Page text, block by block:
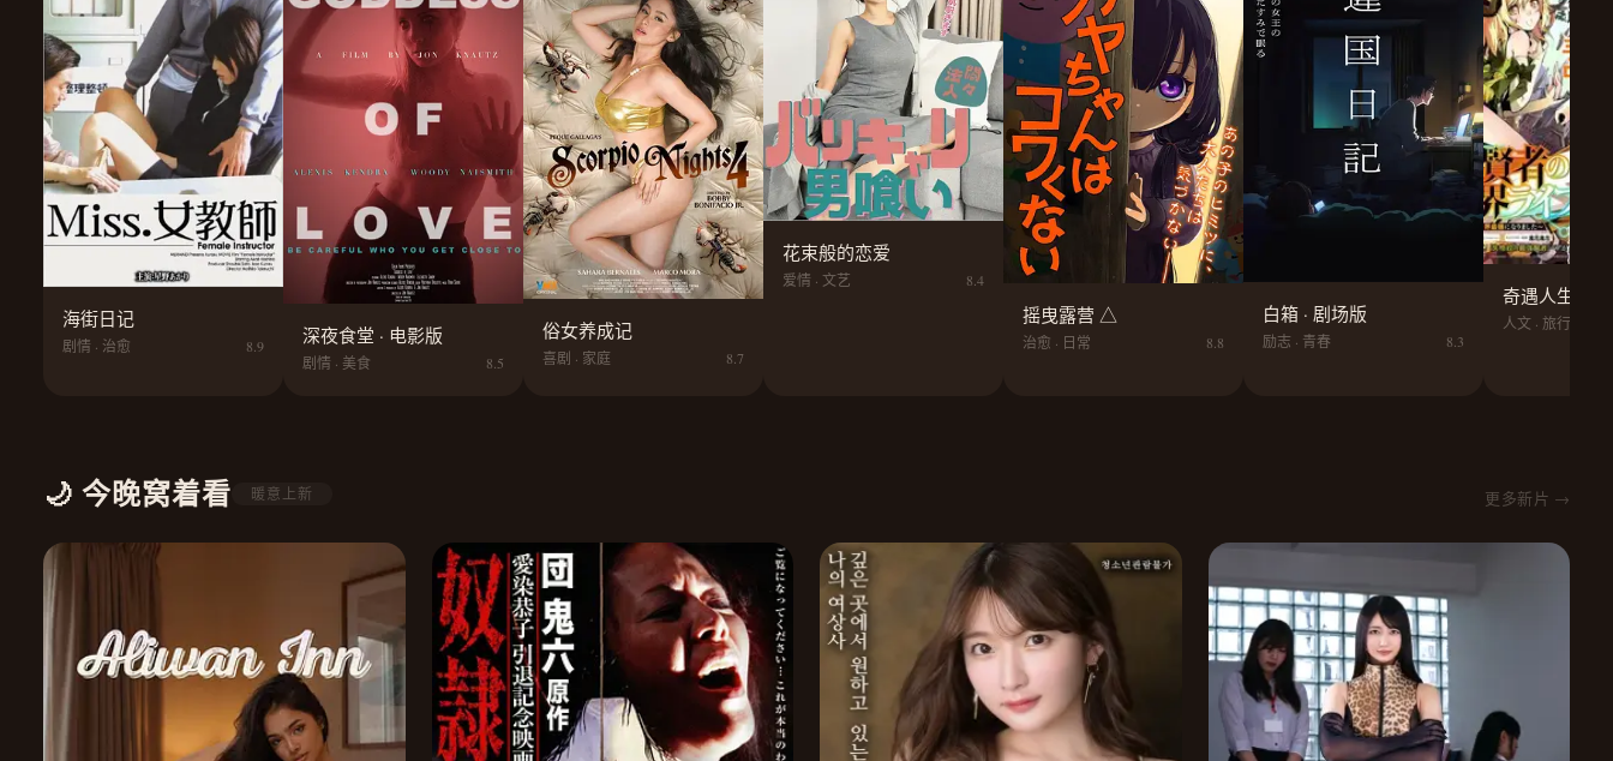
海街日记
剧情 · 治愈 8.9 深夜食堂 · 电影版
剧情 · 美食 8.5
俗女养成记
喜剧 · 家庭 8.7
花束般的恋爱
爱情 · 文艺 8.4
摇曳露营 △
治愈 · 日常 8.8
白箱 · 剧场版
励志 · 青春 8.3
奇遇人生 · 第
人文 · 旅行
🌙 今晚窝着看 暖意上新 更多新片 →